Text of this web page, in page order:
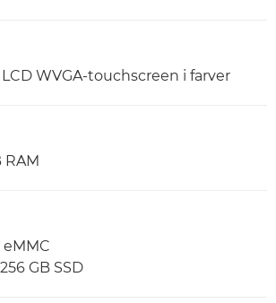
LCD WVGA-touchscreen i farver
RAM
eMMC
GB SSD